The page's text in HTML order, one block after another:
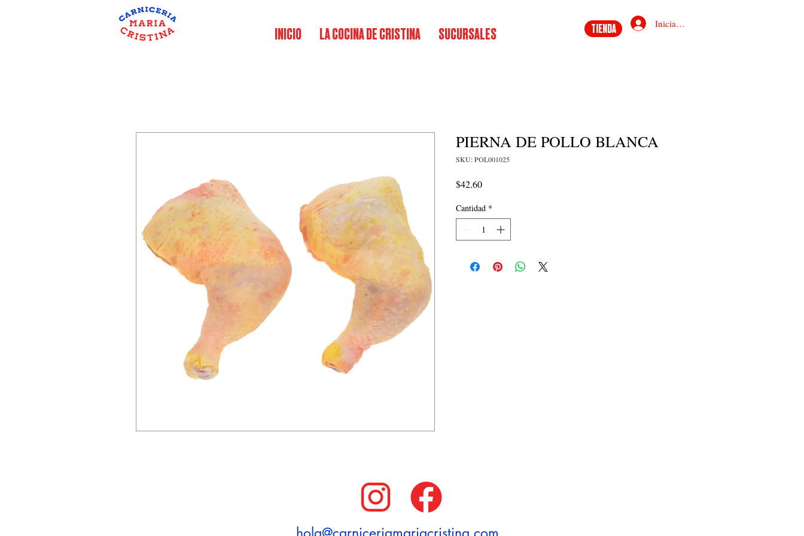
INICIO LA COCINA DE CRISTINA SUCURSALES TIENDA Iniciar sesión
PIERNA DE POLLO BLANCA
SKU: POL001025
$42.60Precio
Cantidad *